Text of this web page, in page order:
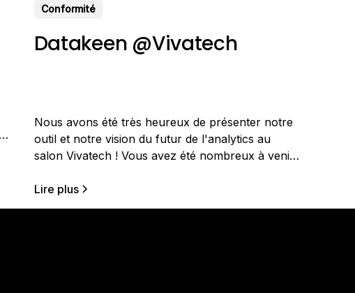
Conformité
Datakeen @Vivatech
Nous avons été très heureux de présenter notre
outil et notre vision du futur de l'analytics au
salon Vivatech ! Vous avez été nombreux à venir
découvrir la dernière version de notre solution et
nous faire part de vos besoins. Toujours en béta
Lire plus